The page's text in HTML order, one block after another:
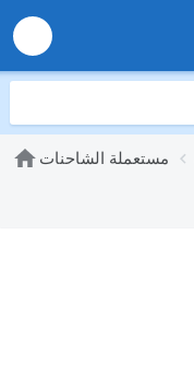
مستعملة الشاحنات